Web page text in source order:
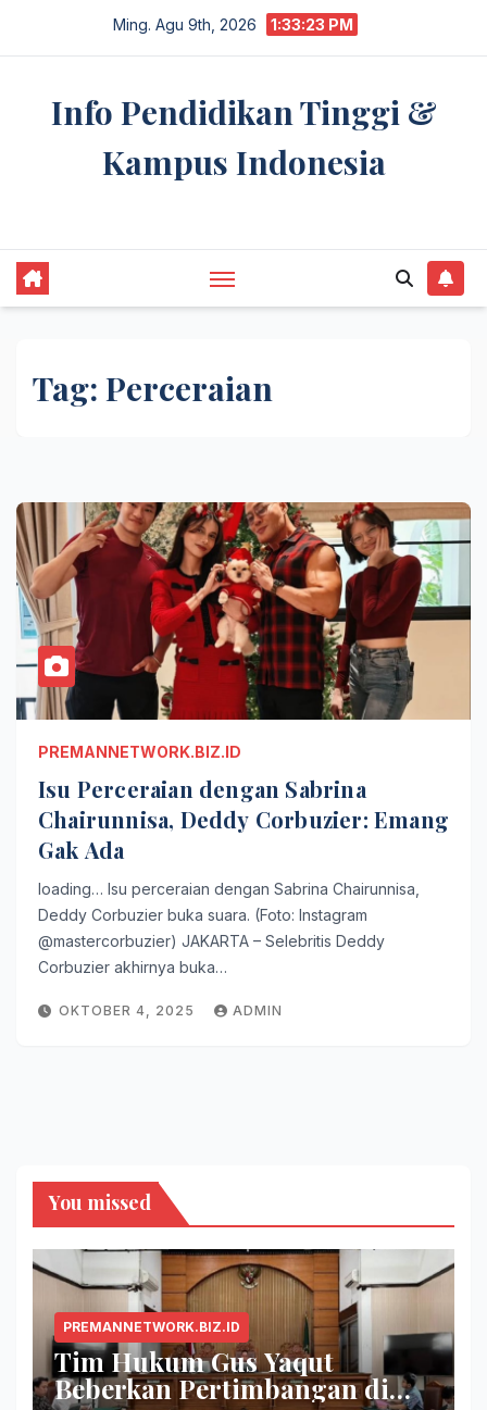
Ming. Agu 9th, 2026 1:33:23 PM
Info Pendidikan Tinggi &
Kampus Indonesia
Tag: Perceraian
PREMANNETWORK.BIZ.ID
Isu Perceraian dengan Sabrina
Chairunnisa, Deddy Corbuzier: Emang
Gak Ada
loading… Isu perceraian dengan Sabrina Chairunnisa,
Deddy Corbuzier buka suara. (Foto: Instagram
@mastercorbuzier) JAKARTA – Selebritis Deddy
Corbuzier akhirnya buka…
OKTOBER 4, 2025 ADMIN
You missed
PREMANNETWORK.BIZ.ID
Tim Hukum Gus Yaqut
Beberkan Pertimbangan di